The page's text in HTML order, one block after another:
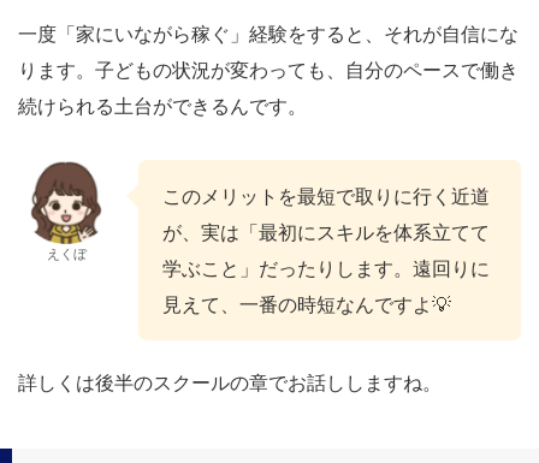
一度「家にいながら稼ぐ」経験をすると、それが自信にな
ります。子どもの状況が変わっても、自分のペースで働き
続けられる土台ができるんです。
えくぼ
このメリットを最短で取りに行く近道
が、実は「最初にスキルを体系立てて
学ぶこと」だったりします。遠回りに
見えて、一番の時短なんですよ💡
詳しくは後半のスクールの章でお話ししますね。